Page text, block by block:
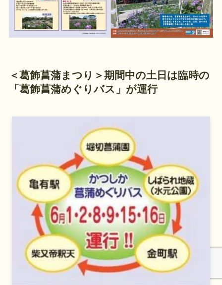
＜葛飾菖蒲まつり ＞期間中の土日は臨時の
「葛飾菖蒲めぐりバス」が運行